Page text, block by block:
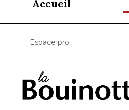
Accueil
Espace pro